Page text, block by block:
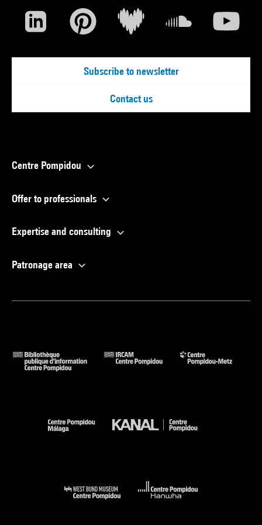
Subscribe to newsletter
Contact us
Centre Pompidou
Offer to professionals
Expertise and consulting
Patronage area